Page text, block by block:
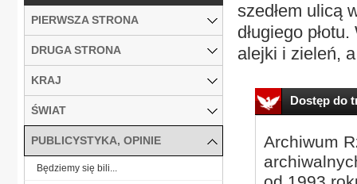
szedłem ulicą
długiego
alejki i zieleń,
Dostęp do
Archiwum
PIERWSZA STRONA
DRUGA STRONA
KRAJ
ŚWIAT
PUBLICYSTYKA, OPINIE
Będziemy się bili...